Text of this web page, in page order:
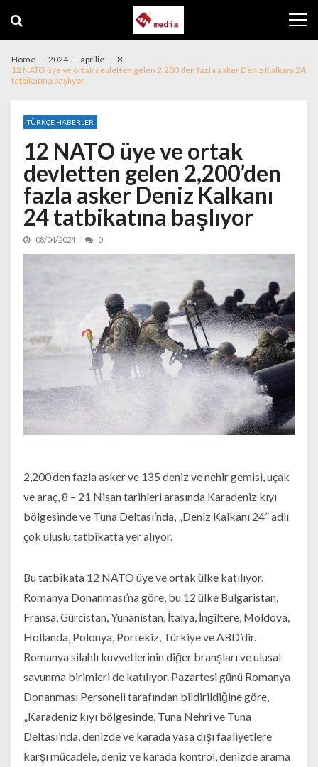
Home 2024 aprilie
8
12 NATO üye ve ortak devletten gelen 2,200’den fazla asker Deniz Kalkanı 24
tatbikatına başlıyor
TÜRKÇE HABERLER
12 NATO üye ve ortak
devletten gelen 2,200’den
fazla asker Deniz Kalkanı
24 tatbikatına başlıyor
08/04/2024 0
2,200’den fazla asker ve 135 deniz ve nehir gemisi, uçak
ve araç, 8 – 21 Nisan tarihleri ​​arasında Karadeniz kıyı
bölgesinde ve Tuna Deltası’nda, „Deniz Kalkanı 24” adlı
çok uluslu tatbikatta yer alıyor.
Bu tatbikata 12 NATO üye ve ortak ülke katılıyor.
Romanya Donanması’na göre, bu 12 ülke Bulgaristan,
Fransa, Gürcistan, Yunanistan, İtalya, İngiltere, Moldova,
Hollanda, Polonya, Portekiz, Türkiye ve ABD’dir.
Romanya silahlı kuvvetlerinin diğer branşları ve ulusal
savunma birimleri de katılıyor. Pazartesi günü Romanya
Donanması Personeli tarafından bildirildiğine göre,
„Karadeniz kıyı bölgesinde, Tuna Nehri ve Tuna
Deltası’nda, denizde ve karada yasa dışı faaliyetlere
karşı mücadele, deniz ve karada kontrol, denizde arama